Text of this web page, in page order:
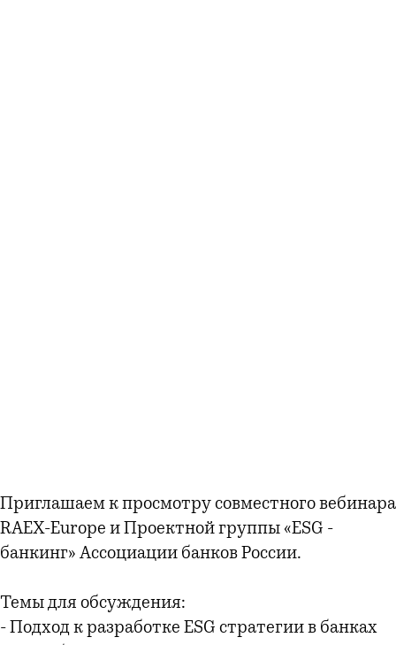
Приглашаем к просмотру совместного вебинара
RAEX-Europe и Проектной группы «ESG -
банкинг» Ассоциации банков России.
Темы для обсуждения:
- Подход к разработке ESG стратегии в банках